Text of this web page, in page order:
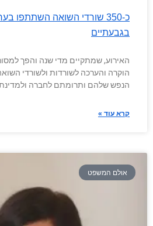
כ-350 שורדי השואה השתתפו
בגבעתיים
האירוע, שמתקיים מדי שנה והפך
הוקרה והערכה לשורדות ולשורדי
הנפש שלהם ותרומתם לחברה
קרא עוד »
אולם המשפט